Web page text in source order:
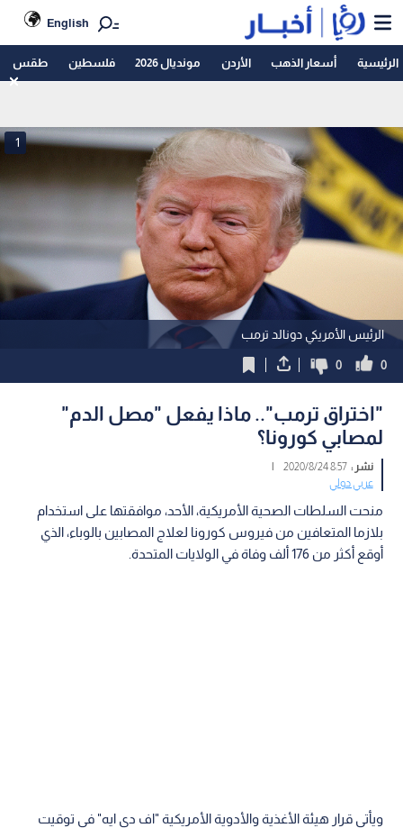
English
الرئيسية أسعار الذهب الأردن مونديال 2026 فلسطين طقس
الرئيس الأمريكي دونالد ترمب
1
0
0
"اختراق ترمب".. ماذا يفعل "مصل الدم"
لمصابي كورونا؟
نشر :8:57 2020/8/24
|
عربي دولي
منحت السلطات الصحية الأمريكية، الأحد، موافقتها على استخدام
بلازما المتعافين من فيروس كورونا لعلاج المصابين بالوباء، الذي
أوقع أكثر من 176 ألف وفاة في الولايات المتحدة.
ويأتي قرار هيئة الأغذية والأدوية الأمريكية "اف دي ايه" في توقيت